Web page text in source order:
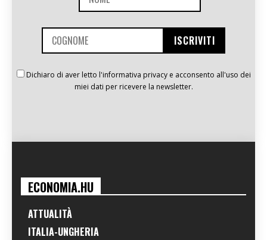
Dichiaro di aver letto l'informativa privacy e acconsento all'uso dei
miei dati per ricevere la newsletter.
ECONOMIA.HU
ATTUALITÀ
ITALIA-UNGHERIA